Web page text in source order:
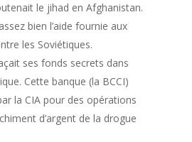
le jihad en Afghanistan.
bien l’aide fournie aux
les Soviétiques.
ses fonds secrets dans
Cette banque (la BCCI)
la CIA pour des opérations
d’argent de la drogue